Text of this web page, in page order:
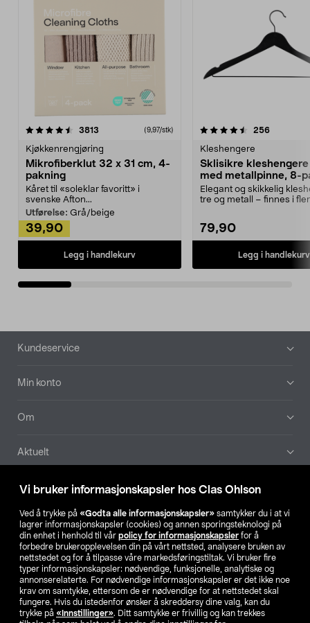
Vi bruker informasjonskapsler hos Clas Ohlson
Ved å trykke på «Godta alle informasjonskapsler» samtykker du i at vi
lagrer informasjonskapsler (cookies) og annen sporingsteknologi på
din enhet i henhold til vår policy for informasjonskapsler for å
forbedre brukeropplevelsen din på vårt nettsted, analysere bruken av
nettstedet og for å tilpasse våre markedsføringstiltak. Vi bruker fire
typer informasjonskapsler: nødvendige, funksjonelle, analytiske og
annonserelaterte. For nødvendige informasjonskapsler er det ikke noe
krav om samtykke, ettersom de er nødvendige for at nettstedet skal
fungere. Hvis du istedenfor ønsker å skreddersy dine valg, kan du
trykke på «Innstillinger». Ditt samtykke er frivillig og kan trekkes
3813 anmeldelser(9,97/stk)
Kjøkkenrengjøring
Mikrofiberklut 32 x 31 cm, 4-
pakning
Kåret til «soleklar favoritt» i
svenske Afton...
Utførelse: Grå/beige
39,90
Legg i handlekurv
4.5av 5 stjerner 256
Kleshengere
Sklisikre
med metallpinne, 8-
Elegant og skikkelig
tre og metall – finnes i
79,90
Legg i handlekurv
4.5av 5 stjerner
Bunntekst
Kundeservice
Min konto
Om
Aktuelt
Våre selskaper
Finn din butikk
SE NO FI